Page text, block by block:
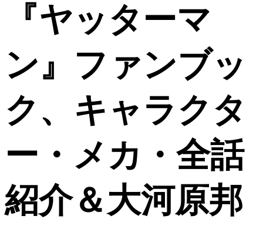
『ヤッターマ
ン』ファンブッ
ク、キャラクタ
ー・メカ・全話
紹介＆大河原邦